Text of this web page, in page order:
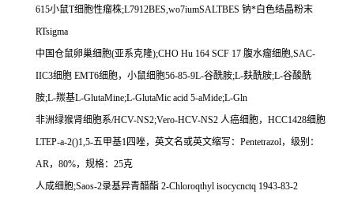
615小鼠T细胞性瘤株;L7912BES,wo7iumSALTBES 钠*白色结晶粉末
RTsigma
中国仓鼠卵巢细胞(亚系克隆);CHO Hu 164 SCF 17 腹水瘤细胞,SAC-
IIC3细胞 EMT6细胞，小鼠细胞56-85-9L-谷酰胺;L-麸酰胺;L-谷酸酰
胺;L-羰基L-GlutaMine;L-GlutaMic acid 5-aMide;L-Gln
非洲绿猴肾细胞系/HCV-NS2;Vero-HCV-NS2 人癌细胞， HCC1428细胞
LTEP-a-2()1,5-五甲基1四唑，英文名或英文缩写： Pentetrazol，级别：
AR， 80%，规格： 25克
人成细胞;Saos-2录基异青醋酯 2-Chloroqthyl isocycnctq 1943-83-2